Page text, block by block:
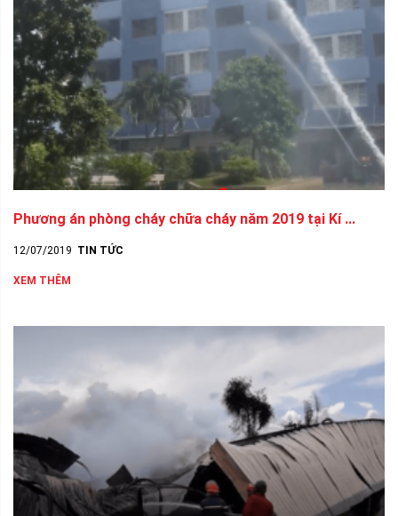
Phương án phòng cháy chữa cháy năm 2019 tại Kí ...
12/07/2019 TIN TỨC
XEM THÊM